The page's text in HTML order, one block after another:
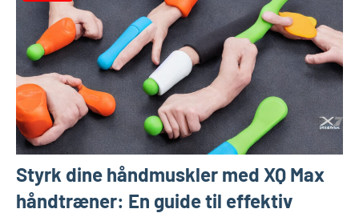
Styrk dine håndmuskler med XQ Max
håndtræner: En guide til effektiv